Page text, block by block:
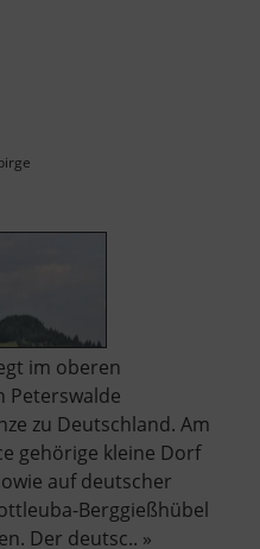
im oberen
Peterswalde
zu Deutschland. Am
gehörige kleine Dorf
auf deutscher
Berggießhübel
Der deutsc.. »